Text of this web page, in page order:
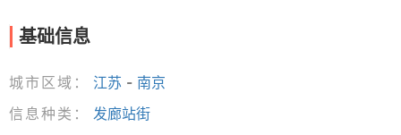
基础信息
城市区域： 江苏 - 南京
信息种类：
发廊站街